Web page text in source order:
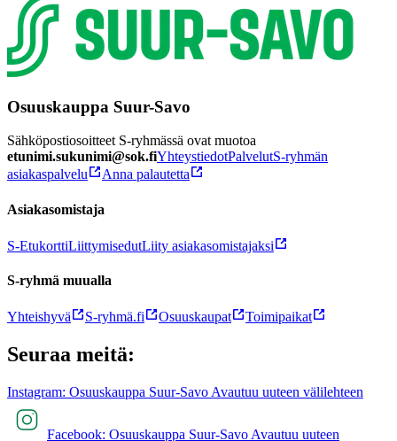
Osuuskauppa Suur-Savo
Sähköpostiosoitteet S-ryhmässä ovat muotoa
etunimi.sukunimi@sok.fiYhteystiedotPalvelutS-ryhmän
asiakaspalvelu
Anna palautetta
Asiakasomistaja
S-EtukorttiLiittymisedutLiity asiakasomistajaksi
S-ryhmä muualla
Yhteishyvä S-ryhmä.fi Osuuskaupat Toimipaikat
Seuraa meitä:
Instagram: Osuuskauppa Suur-Savo Avautuu uuteen välilehteen
Facebook: Osuuskauppa Suur-Savo Avautuu uuteen